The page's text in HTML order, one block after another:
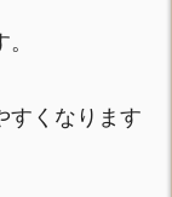
すくなります